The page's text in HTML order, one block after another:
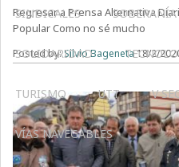
SINDICALES
SOLIDARIDAD
TURISMO UTT V
VÍAS NAVEGABLES
Regresar a Prensa Alternativa
Popular Como no sé mucho
Posted by:Silvio Bageneta18/2/